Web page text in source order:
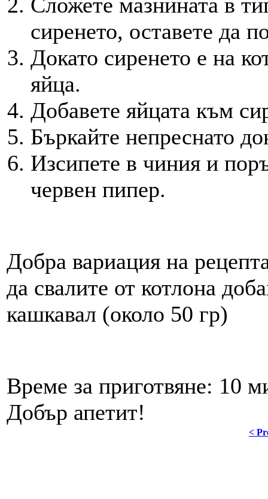
сиренето, оставете да
Докато сиренето е на
яйца.
Добавете яйцата към
Бъркайте непреснато
Изсипете в чиния и
червен пипер.
Добра вариация на
да свалите от котлона
кашкавал (около 50 гр)
Време за приготвяне: 10
Добър апетит!
<